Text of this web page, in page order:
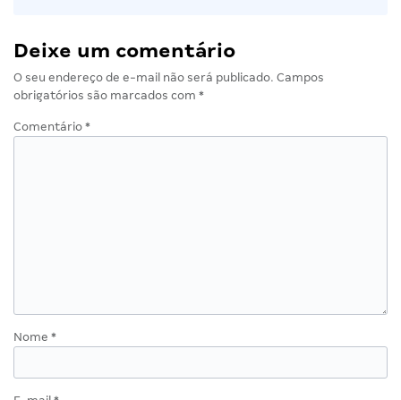
Deixe um comentário
O seu endereço de e-mail não será publicado. Campos
obrigatórios são marcados com *
Comentário *
Nome *